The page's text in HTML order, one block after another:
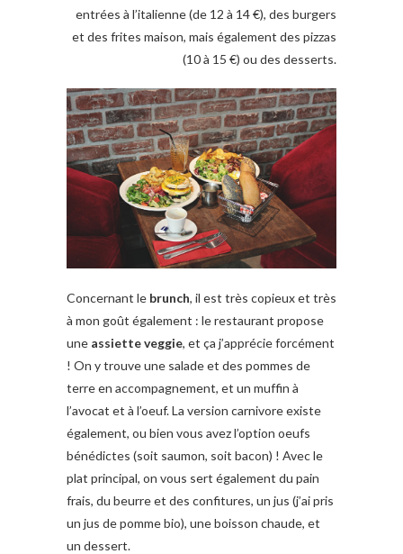
entrées à l’italienne (de 12 à 14 €), des burgers
et des frites maison, mais également des pizzas
(10 à 15 €) ou des desserts.
Concernant le brunch, il est très copieux et très
à mon goût également : le restaurant propose
une assiette veggie, et ça j’apprécie forcément
! On y trouve une salade et des pommes de
terre en accompagnement, et un muffin à
l’avocat et à l’oeuf. La version carnivore existe
également, ou bien vous avez l’option oeufs
bénédictes (soit saumon, soit bacon) ! Avec le
plat principal, on vous sert également du pain
frais, du beurre et des confitures, un jus (j’ai pris
un jus de pomme bio), une boisson chaude, et
un dessert.